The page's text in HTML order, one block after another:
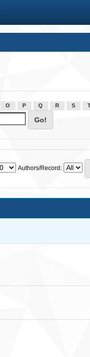
O P Q R S
Authors/Record: